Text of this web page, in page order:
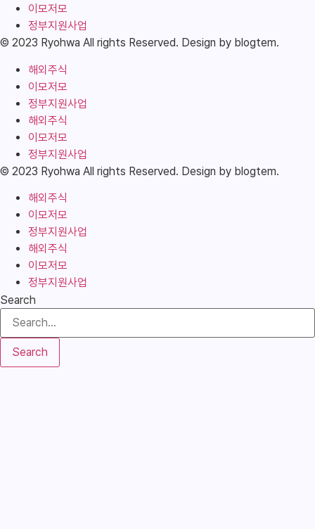
이모저모
정부지원사업
© 2023 Ryohwa All rights Reserved. Design by blogtem.
해외주식
이모저모
정부지원사업
해외주식
이모저모
정부지원사업
© 2023 Ryohwa All rights Reserved. Design by blogtem.
해외주식
이모저모
정부지원사업
해외주식
이모저모
정부지원사업
Search
Search